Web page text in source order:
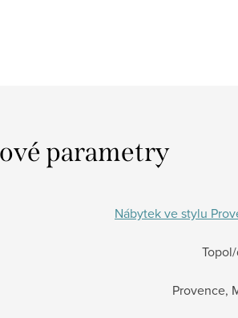
parametry
Nábytek ve stylu
Provence,